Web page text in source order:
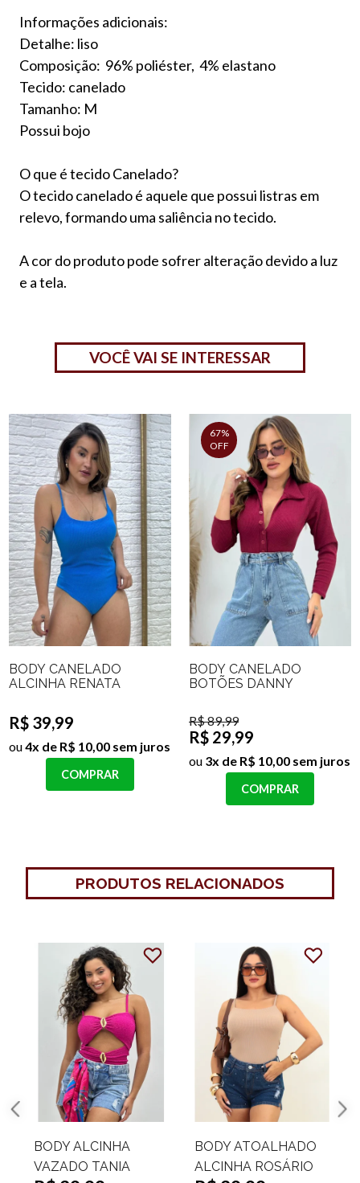
Informações adicionais:
Detalhe: liso
Composição: 96% poliéster, 4% elastano
Tecido: canelado
Tamanho: M
Possui bojo
O que é tecido Canelado?
O tecido canelado é aquele que possui listras em
relevo, formando uma saliência no tecido.
A cor do produto pode sofrer alteração devido a luz
e a tela.
VOCÊ VAI SE INTERESSAR
BODY CANELADO
ALCINHA RENATA
R$ 39,99
ou4x de R$ 10,00 sem juros
COMPRAR
67%
OFF
BODY CANELADO
BOTÕES DANNY
R$ 89,99
R$ 29,99
ou 3x de R$ 10,00 sem juros
COMPRAR
PRODUTOS RELACIONADOS
BODY CANELADO
ALCINHA RENATA
BODY CANELADO
RETO ALCINHA